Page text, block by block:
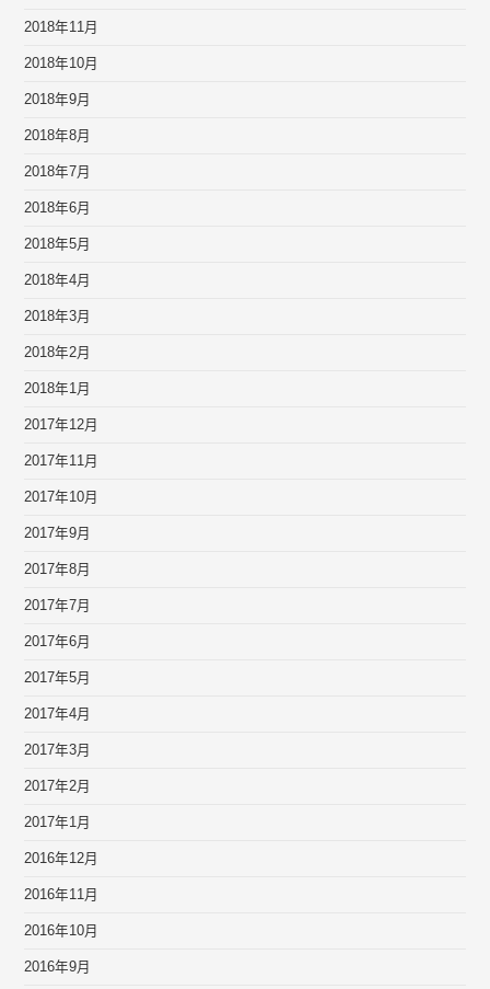
2018年11月
2018年10月
2018年9月
2018年8月
2018年7月
2018年6月
2018年5月
2018年4月
2018年3月
2018年2月
2018年1月
2017年12月
2017年11月
2017年10月
2017年9月
2017年8月
2017年7月
2017年6月
2017年5月
2017年4月
2017年3月
2017年2月
2017年1月
2016年12月
2016年11月
2016年10月
2016年9月